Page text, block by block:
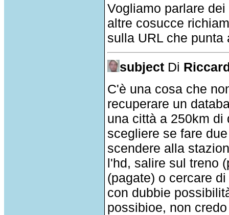
Vogliamo parlare
altre cosucce
sulla URL che punta
subject Di
C'è una cosa che
recuperare un
una città a 250km di
scegliere se fare
scendere alla
l'hd, salire sul treno
(pagate) o cercare
con dubbie
possibioe, non